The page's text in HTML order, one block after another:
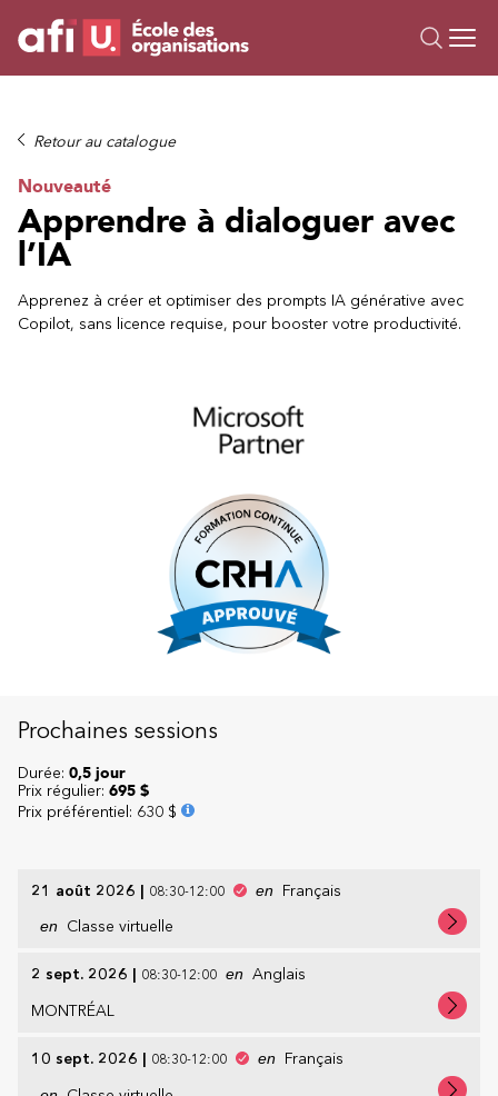
Formations
Campus IA
Sur mesure
À propos
Ressources
Retour au catalogue
Nouveauté
Apprendre à dialoguer avec
l’IA
Apprenez à créer et optimiser des prompts IA générative avec
Copilot, sans licence requise, pour booster votre productivité.
Prochaines sessions
21 août 2026 | 08:30-12:00 en Français
en Classe virtuelle
2 sept. 2026 | 08:30-12:00 en Anglais
MONTRÉAL
10 sept. 2026 | 08:30-12:00 en Français
Durée: 0,5 jour
Prix régulier: 695 $
Prix préférentiel : 630 $